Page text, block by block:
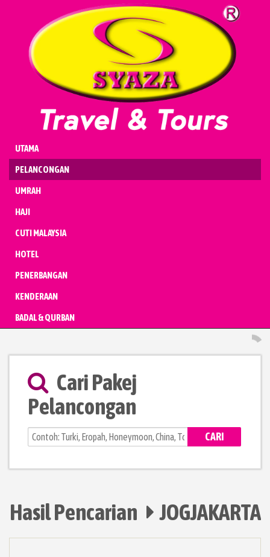
UTAMA
PELANCONGAN
UMRAH
HAJI
CUTI MALAYSIA
HOTEL
PENERBANGAN
KENDERAAN
BADAL & QURBAN
CUTI MALAYSIA
HOTEL
PENERBANGAN
BADAL & QURBAN
Cari Pakej
Pelancongan
CARI
Hasil Pencarian JOGJAKARTA